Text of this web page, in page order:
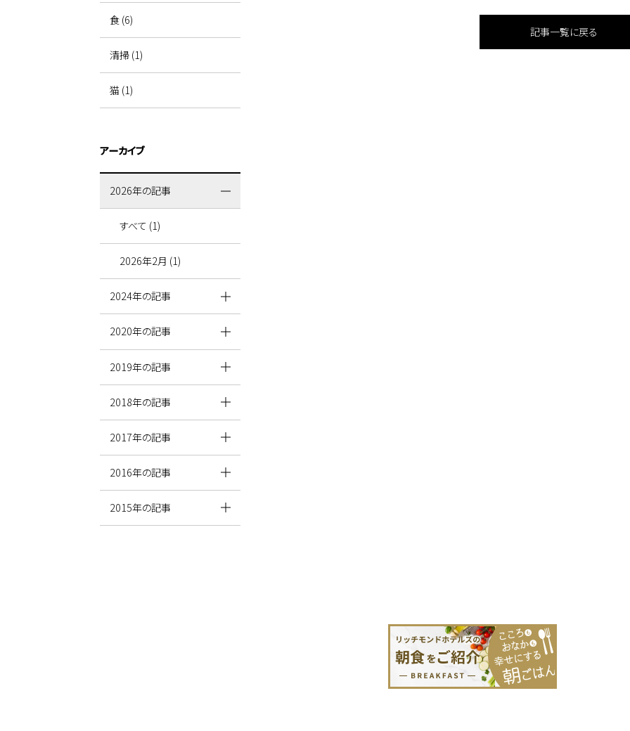
記事一覧に戻る
食 (6)
清掃 (1)
猫 (1)
アーカイブ
2026年の記事
すべて (1)
2026年2月 (1)
2024年の記事
2020年の記事
2019年の記事
2018年の記事
2017年の記事
2016年の記事
2015年の記事